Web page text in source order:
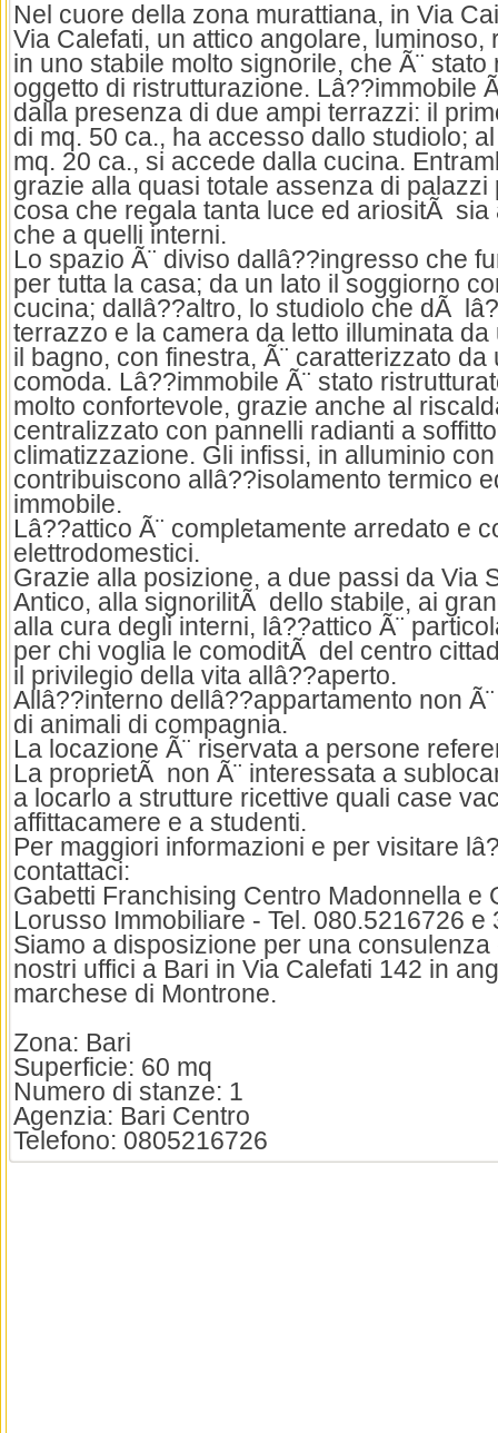
Nel cuore della zona murattiana, in Via
Via Calefati, un attico angolare, luminoso,
in uno stabile molto signorile, che Ã¨ stato
oggetto di ristrutturazione. Lâ??immobile
dalla presenza di due ampi terrazzi: il
di mq. 50 ca., ha accesso dallo studiolo;
mq. 20 ca., si accede dalla cucina.
grazie alla quasi totale assenza di palazzi
cosa che regala tanta luce ed ariositÃ sia
che a quelli interni.
Lo spazio Ã¨ diviso dallâ??ingresso che
per tutta la casa; da un lato il soggiorno
cucina; dallâ??altro, lo studiolo che dÃ
terrazzo e la camera da letto illuminata
il bagno, con finestra, Ã¨ caratterizzato
comoda. Lâ??immobile Ã¨ stato
molto confortevole, grazie anche al
centralizzato con pannelli radianti a
climatizzazione. Gli infissi, in alluminio
contribuiscono allâ??isolamento termico
immobile.
Lâ??attico Ã¨ completamente arredato e
elettrodomestici.
Grazie alla posizione, a due passi da Via
Antico, alla signorilitÃ dello stabile, ai
alla cura degli interni, lâ??attico Ã¨
per chi voglia le comoditÃ del centro
il privilegio della vita allâ??aperto.
Allâ??interno dellâ??appartamento non
di animali di compagnia.
La locazione Ã¨ riservata a persone
La proprietÃ non Ã¨ interessata a
a locarlo a strutture ricettive quali case
affittacamere e a studenti.
Per maggiori informazioni e per visitare
contattaci:
Gabetti Franchising Centro Madonnella e
Lorusso Immobiliare - Tel. 080.5216726 e
Siamo a disposizione per una
nostri uffici a Bari in Via Calefati 142 in
marchese di Montrone.
Zona: Bari
Superficie: 60 mq
Numero di stanze: 1
Agenzia: Bari Centro
Telefono: 0805216726